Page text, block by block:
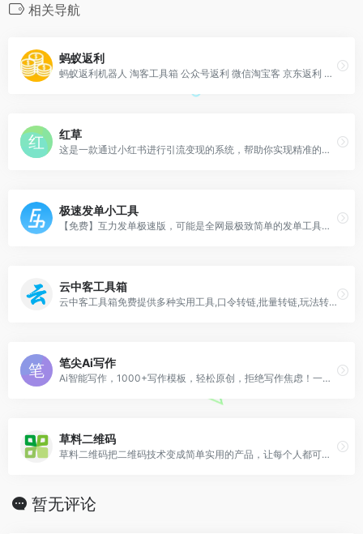
相关导航
蚂蚁返利
蚂蚁返利机器人 淘客工具箱 公众号返利 微信淘宝客 京东返利 淘宝返利 QQ返利 微信返利 返利机器人 高佣金
红草
这是一款通过小红书进行引流变现的系统，帮助你实现精准的流量变现。
极速发单小工具
【免费】互力发单极速版，可能是全网最极致简单的发单工具助手。轻松几步设置，支持各种灵活发单模板。
云中客工具箱
云中客工具箱免费提供多种实用工具,口令转链,批量转链,玩法转链,中间页拼接,万能口令,淘礼金解析等。
笔尖Ai写作
Ai智能写作，1000+写作模板，轻松原创，拒绝写作焦虑！一款在线Ai写作生成器
草料二维码
草料二维码把二维码技术变成简单实用的产品，让每个人都可以快速复用成功案例经验，自由组合内容展示、表单、批量、数据统计、美化和标签排版等功能，免费制作出能高效解决业务问题的二维码
暂无评论